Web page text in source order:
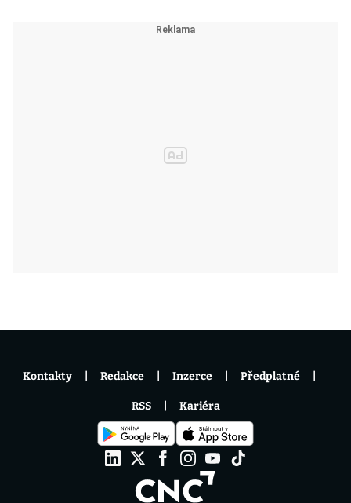
Kontakty Redakce Inzerce Předplatné
RSS Kariéra